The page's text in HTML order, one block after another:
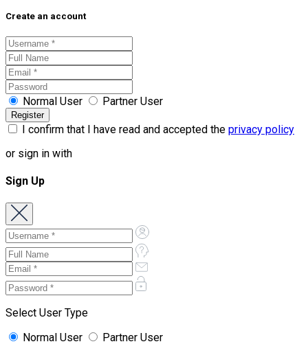
Create an account
Normal User Partner User
I confirm that I have read and accepted the privacy policy
or sign in with
Sign Up
Select User Type
Normal User
Partner User